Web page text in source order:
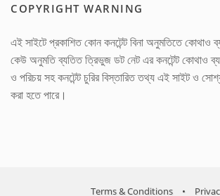
COPYRIGHT WARNING
এই সাইটে প্রকাশিত কোন কনটেন্ট বিনা অনুমতিতে কোথাও
কেউ অনুমতি ব্যতিত ত্রিভুজ ডট নেট এর কনটেন্ট কোথাও
ও পরিচয় সহ কনটেন্ট চুরির বিস্তারিত তথ্য এই সাইট ও
করা হতে পারে।
Terms & Conditions •